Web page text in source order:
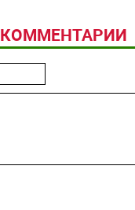
КОММЕНТАРИИ